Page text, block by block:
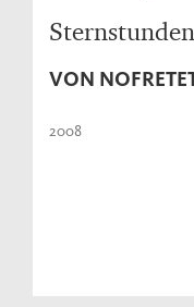
VON
2008